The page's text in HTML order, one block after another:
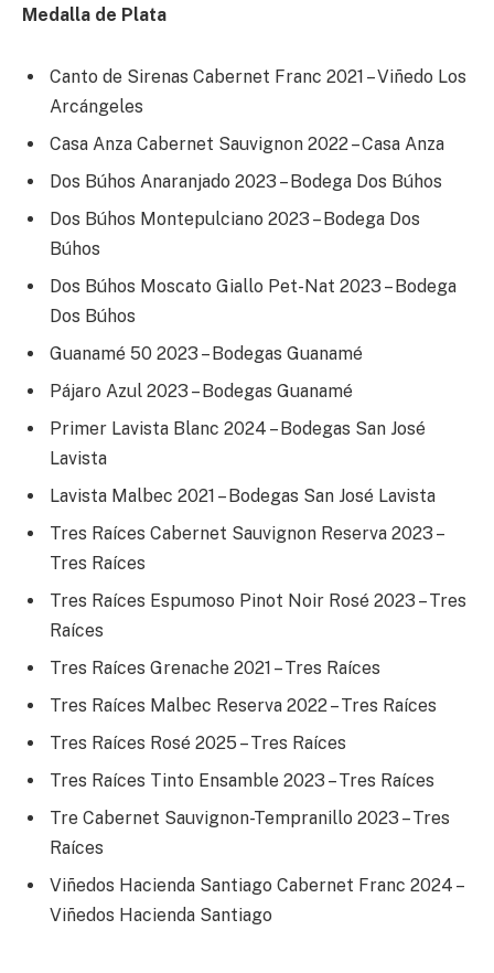
Medalla de Plata
Canto de Sirenas Cabernet Franc 2021 – Viñedo Los
Arcángeles
Casa Anza Cabernet Sauvignon 2022 – Casa Anza
Dos Búhos Anaranjado 2023 – Bodega Dos Búhos
Dos Búhos Montepulciano 2023 – Bodega Dos
Búhos
Dos Búhos Moscato Giallo Pet-Nat 2023 – Bodega
Dos Búhos
Guanamé 50 2023 – Bodegas Guanamé
Pájaro Azul 2023 – Bodegas Guanamé
Primer Lavista Blanc 2024 – Bodegas San José
Lavista
Lavista Malbec 2021 – Bodegas San José Lavista
Tres Raíces Cabernet Sauvignon Reserva 2023 –
Tres Raíces
Tres Raíces Espumoso Pinot Noir Rosé 2023 – Tres
Raíces
Tres Raíces Grenache 2021 – Tres Raíces
Tres Raíces Malbec Reserva 2022 – Tres Raíces
Tres Raíces Rosé 2025 – Tres Raíces
Tres Raíces Tinto Ensamble 2023 – Tres Raíces
Tre Cabernet Sauvignon-Tempranillo 2023 – Tres
Raíces
Viñedos Hacienda Santiago Cabernet Franc 2024 –
Viñedos Hacienda Santiago